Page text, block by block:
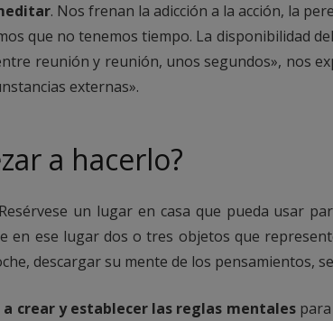
. Nos frenan la adicción a la acción, la
que no tenemos tiempo. La disponibilidad
reunión y reunión, unos segundos», nos
externas».
a hacerlo?
un lugar en casa que pueda usar
en ese lugar dos o tres objetos que
descargar su mente de los pensamientos,
crear y establecer las reglas mentalespara